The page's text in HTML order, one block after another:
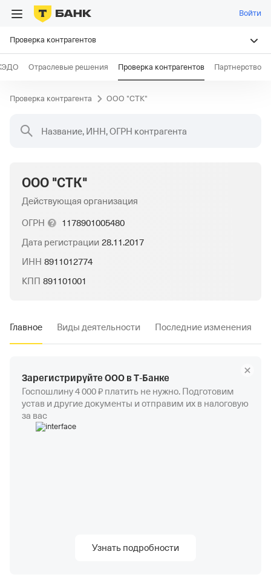
Войти
Проверка контрагентов
Отраслевые решения Проверка контрагентов Партнерство
Проверка контрагента ООО "СТК"
Название, ИНН, ОГРН контрагента
ООО "СТК"
Действующая организация
ОГРН
1178901005480
Дата регистрации 28.11.2017
ИНН 8911012774
КПП 891101001
Главное Виды деятельности Последние изменения
Зарегистрируйте ООО в Т‑Банке
Госпошлину 4 000 ₽ платить не нужно. Подготовим
устав и другие документы и отправим их в налоговую
за вас
Узнать подробности